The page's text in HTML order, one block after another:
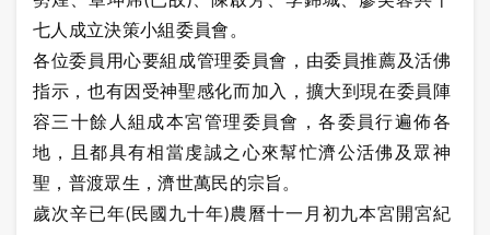
七人成立決策小組委員會。
各位委員用心要組成管理委員會，由委員推薦及活佛
指示，也有因受神聖感化而加入，擴大到現在委員陣
容三十餘人組成本宮管理委員會，各委員行遍佈各
地，且都具有相當虔誠之心來幫忙濟公活佛及眾神
聖，普渡眾生，濟世萬民的宗旨。
歲次辛已年(民國九十年)農曆十一月初九本宮開宮紀